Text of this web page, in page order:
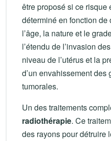
être proposé si ce risque
déterminé en fonction
l’âge, la nature et le
l’étendu de l’invasion
niveau de l’utérus et la
d’un envahissement
tumorales.
Un des traitements
radiothérapie. Ce
des rayons pour détruire